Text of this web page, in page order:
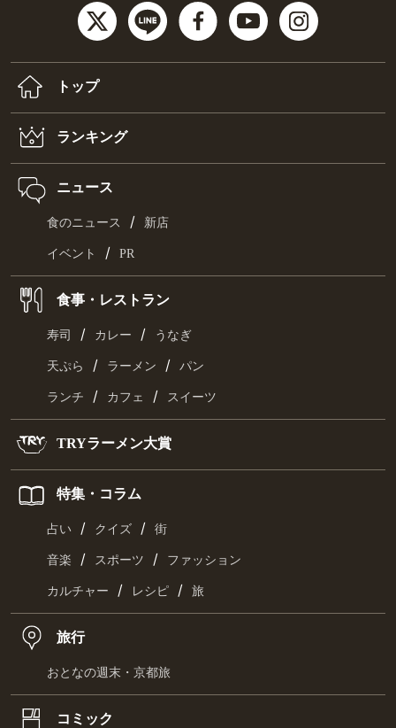
トップ
ランキング
ニュース
食のニュース / 新店
イベント / PR
食事・レストラン
寿司 / カレー / うなぎ
天ぷら / ラーメン / パン
ランチ / カフェ / スイーツ
TRYラーメン大賞
特集・コラム
占い / クイズ / 街
音楽 / スポーツ / ファッション
カルチャー / レシピ / 旅
旅行
おとなの週末・京都旅
コミック